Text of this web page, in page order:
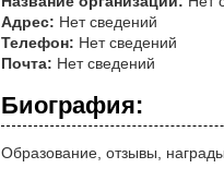
Адрес: Нет сведений
Телефон: Нет сведений
Почта: Нет сведений
Биография:
Образование, отзывы,